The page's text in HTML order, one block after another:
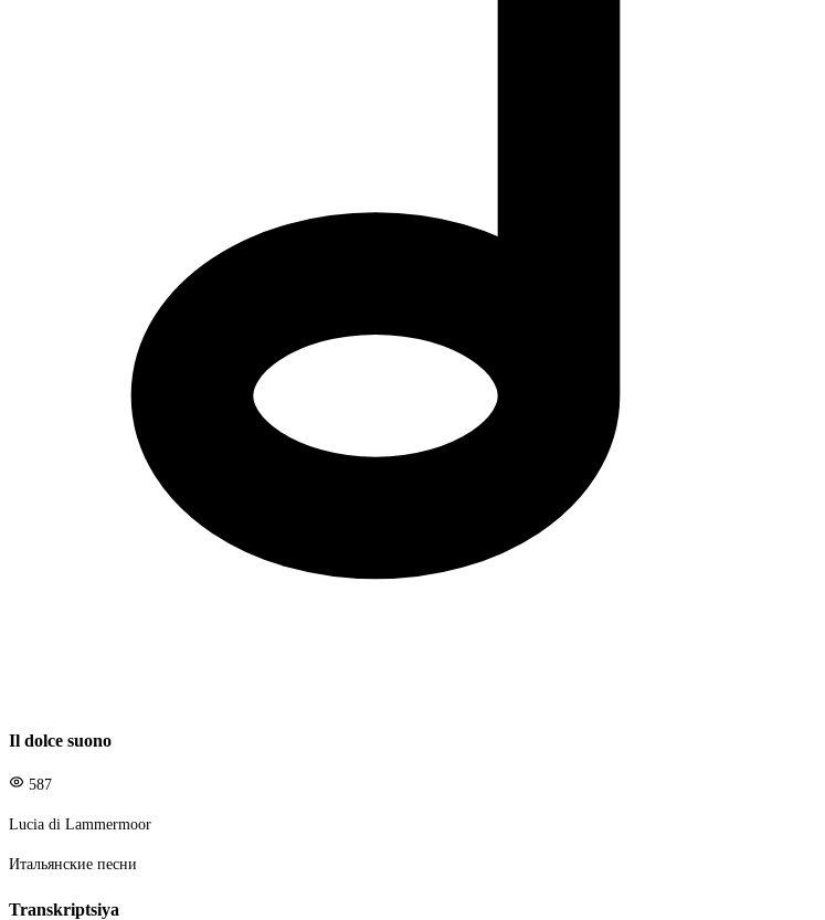
Il dolce suono
587
Lucia di Lammermoor
Итальянские песни
Transkriptsiya